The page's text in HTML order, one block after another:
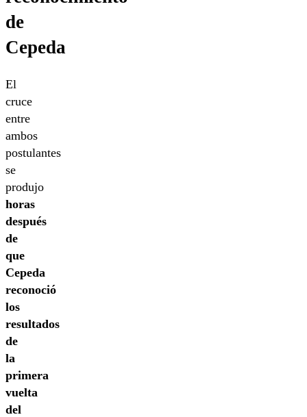
de
Cepeda
El
cruce
entre
ambos
postulantes
se
produjo
horas
después
de
que
Cepeda
reconoció
los
resultados
de
la
primera
vuelta
del